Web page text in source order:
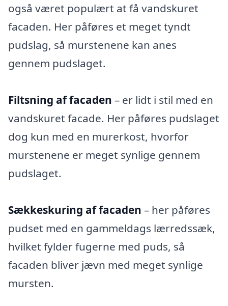
også været populært at få vandskuret
facaden. Her påføres et meget tyndt
pudslag, så murstenene kan anes
gennem pudslaget.
Filtsning af facaden – er lidt i stil med en
vandskuret facade. Her påføres pudslaget
dog kun med en murerkost, hvorfor
murstenene er meget synlige gennem
pudslaget.
Sækkeskuring af facaden – her påføres
pudset med en gammeldags lærredssæk,
hvilket fylder fugerne med puds, så
facaden bliver jævn med meget synlige
mursten.